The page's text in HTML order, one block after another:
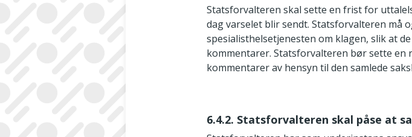
Statsforvalteren skal sette en frist for
dag varselet blir sendt. Statsforvalteren må
spesialisthelsetjenesten om klagen, slik at
kommentarer. Statsforvalteren bør sette
kommentarer av hensyn til den samlede
6.4.2. Statsforvalteren skal påse at